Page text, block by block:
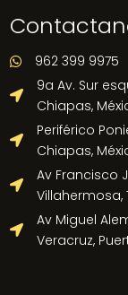
 962 399 9975

9a Av. Sur
Chiapas,

Periférico
Chiapas,

Av Francisco
Villahermosa,

Av Miguel
Veracruz,